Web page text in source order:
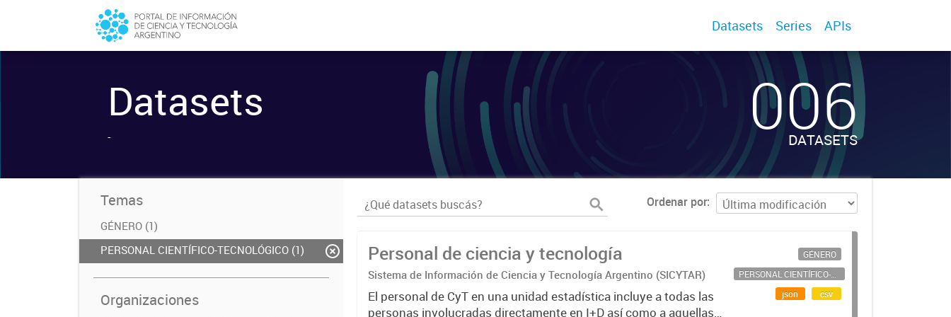
Datasets Series APIs
Datasets
- 006
DATASETS
Temas
GÉNERO (1)
PERSONAL CIENTÍFICO-TECNOLÓGICO (1)
Organizaciones
Ordenar por
Personal de ciencia y tecnología
Sistema de Información de Ciencia y Tecnología Argentino (SICYTAR)
El personal de CyT en una unidad estadística incluye a todas las
personas involucradas directamente en I+D así como a aquellas
GÉNERO
PERSONAL CIENTÍFICO-TECNOLÓGICO
json
csv